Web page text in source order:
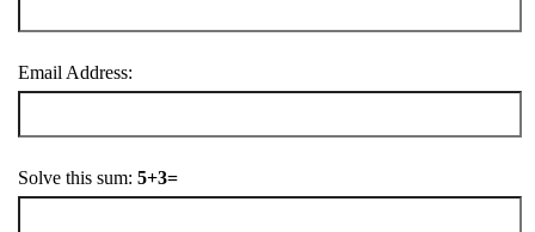
Email Address:
Solve this sum: 5+3=